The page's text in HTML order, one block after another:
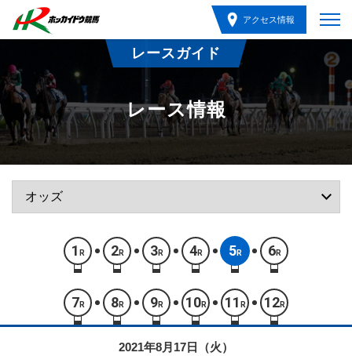
アクセス情報
レースガイド
レース情報
1 R 2R 3R 4R 5R 6R
7 R 8R 9R 10R 11 R 12R
2021年8月17日（火）